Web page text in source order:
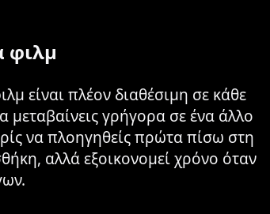
φιλμ
είναι πλέον διαθέσιμη σε κάθε
μεταβαίνεις γρήγορα σε ένα άλλο
να πλοηγηθείς πρώτα πίσω στη
αλλά εξοικονομεί χρόνο όταν